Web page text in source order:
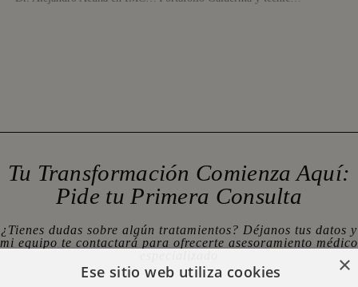
Tu Transformación Comienza Aquí:
Pide tu Primera Consulta
¿Tienes dudas sobre algún tratamientos? Déjanos tus datos y
mi equipo te contactará para ofrecerte asesoramiento médico
×
Ese sitio web utiliza cookies